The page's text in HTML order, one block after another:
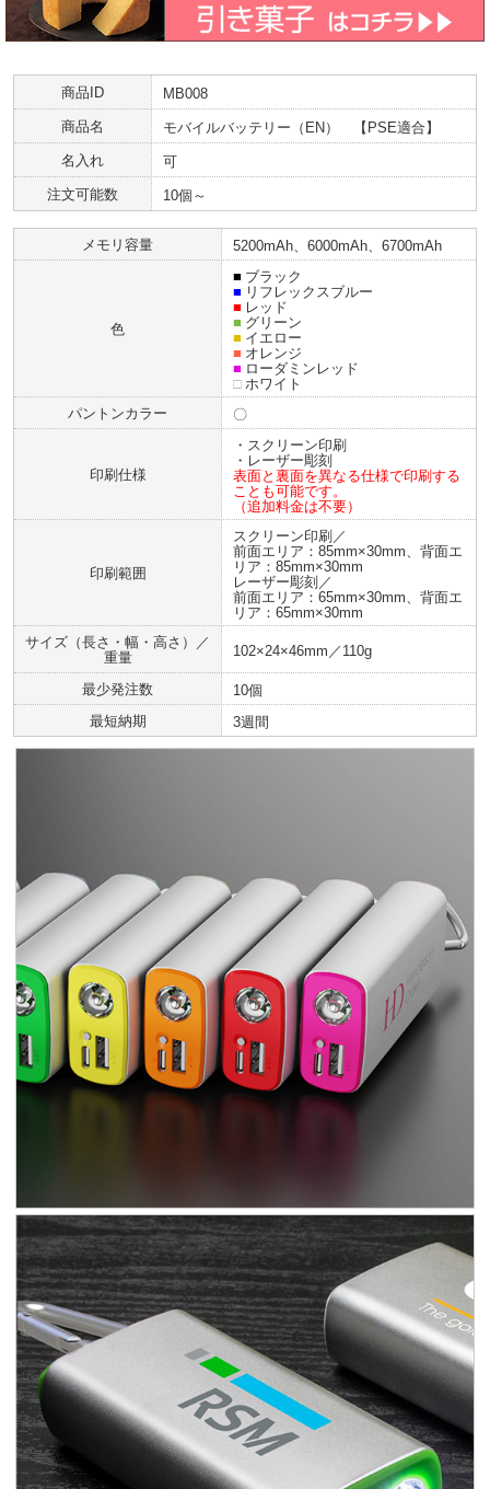
商品ID
MB008
商品名
モバイルバッテリー（EN） 【PSE適合】
名入れ
可
注文可能数
10個～
メモリ容量 5200mAh、6000mAh、6700mAh
色
■ ブラック
■ リフレックスブルー
■ レッド
■ グリーン
■ イエロー
■ オレンジ
■ ローダミンレッド
□ ホワイト
パントンカラー
〇
印刷仕様
・スクリーン印刷
・レーザー彫刻
表面と裏面を異なる仕様で印刷する
ことも可能です。
（追加料金は不要）
印刷範囲
スクリーン印刷／
前面エリア：85mm×30mm、背面エ
リア：85mm×30mm
レーザー彫刻／
前面エリア：65mm×30mm、背面エ
リア：65mm×30mm
サイズ（長さ・幅・高さ）／
重量
102×24×46mm／110g
最少発注数
10個
最短納期
3週間